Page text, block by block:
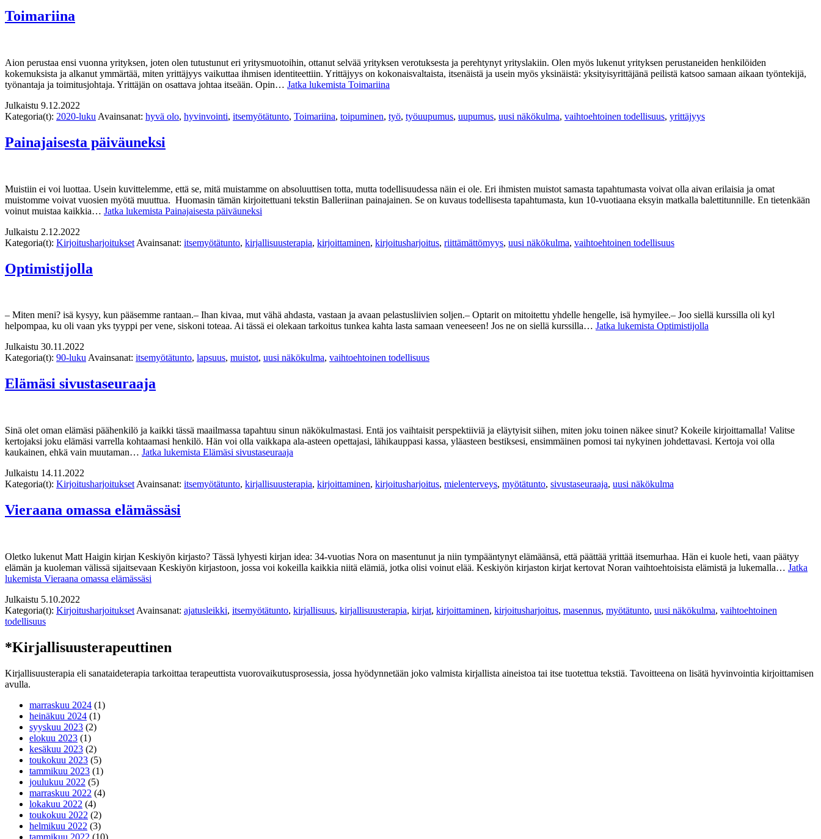
Toimariina
Aion perustaa ensi vuonna yrityksen, joten olen tutustunut eri yritysmuotoihin, ottanut selvää yrityksen verotuksesta ja perehtynyt yrityslakiin. Olen myös lukenut yrityksen perustaneiden henkilöiden
kokemuksista ja alkanut ymmärtää, miten yrittäjyys vaikuttaa ihmisen identiteettiin. Yrittäjyys on kokonaisvaltaista, itsenäistä ja usein myös yksinäistä: yksityisyrittäjänä peilistä katsoo samaan aikaan työntekijä,
työnantaja ja toimitusjohtaja. Yrittäjän on osattava johtaa itseään. Opin… Jatka lukemista Toimariina
Julkaistu 9.12.2022
Kategoria(t): 2020-luku Avainsanat: hyvä olo, hyvinvointi, itsemyötätunto, Toimariina, toipuminen, työ, työuupumus, uupumus, uusi näkökulma, vaihtoehtoinen todellisuus, yrittäjyys
Painajaisesta päiväuneksi
Muistiin ei voi luottaa. Usein kuvittelemme, että se, mitä muistamme on absoluuttisen totta, mutta todellisuudessa näin ei ole. Eri ihmisten muistot samasta tapahtumasta voivat olla aivan erilaisia ja omat
muistomme voivat vuosien myötä muuttua. Huomasin tämän kirjoitettuani tekstin Balleriinan painajainen. Se on kuvaus todellisesta tapahtumasta, kun 10-vuotiaana eksyin matkalla balettitunnille. En tietenkään
voinut muistaa kaikkia… Jatka lukemista Painajaisesta päiväuneksi
Julkaistu 2.12.2022
Kategoria(t): Kirjoitusharjoitukset Avainsanat: itsemyötätunto, kirjallisuusterapia, kirjoittaminen, kirjoitusharjoitus, riittämättömyys, uusi näkökulma, vaihtoehtoinen todellisuus
Optimistijolla
– Miten meni? isä kysyy, kun pääsemme rantaan.– Ihan kivaa, mut vähä ahdasta, vastaan ja avaan pelastusliivien soljen.– Optarit on mitoitettu yhdelle hengelle, isä hymyilee.– Joo siellä kurssilla oli kyl
helpompaa, ku oli vaan yks tyyppi per vene, siskoni toteaa. Ai tässä ei olekaan tarkoitus tunkea kahta lasta samaan veneeseen! Jos ne on siellä kurssilla… Jatka lukemista Optimistijolla
Julkaistu 30.11.2022
Kategoria(t): 90-lukuAvainsanat: itsemyötätunto, lapsuus, muistot, uusi näkökulma, vaihtoehtoinen todellisuus
Elämäsi sivustaseuraaja
Sinä olet oman elämäsi päähenkilö ja kaikki tässä maailmassa tapahtuu sinun näkökulmastasi. Entä jos vaihtaisit perspektiiviä ja eläytyisit siihen, miten joku toinen näkee sinut? Kokeile kirjoittamalla! Valitse
kertojaksi joku elämäsi varrella kohtaamasi henkilö. Hän voi olla vaikkapa ala-asteen opettajasi, lähikauppasi kassa, yläasteen bestiksesi, ensimmäinen pomosi tai nykyinen johdettavasi. Kertoja voi olla
kaukainen, ehkä vain muutaman… Jatka lukemista Elämäsi sivustaseuraaja
Julkaistu 14.11.2022
Kategoria(t): Kirjoitusharjoitukset Avainsanat: itsemyötätunto, kirjallisuusterapia, kirjoittaminen, kirjoitusharjoitus, mielenterveys, myötätunto, sivustaseuraaja, uusi näkökulma
Vieraana omassa elämässäsi
Oletko lukenut Matt Haigin kirjan Keskiyön kirjasto? Tässä lyhyesti kirjan idea: 34-vuotias Nora on masentunut ja niin tympääntynyt elämäänsä, että päättää yrittää itsemurhaa. Hän ei kuole heti, vaan päätyy
elämän ja kuoleman välissä sijaitsevaan Keskiyön kirjastoon, jossa voi kokeilla kaikkia niitä elämiä, jotka olisi voinut elää. Keskiyön kirjaston kirjat kertovat Noran vaihtoehtoisista elämistä ja lukemalla… Jatka
lukemista Vieraana omassa elämässäsi
Julkaistu 5.10.2022
Kategoria(t): Kirjoitusharjoitukset Avainsanat: ajatusleikki, itsemyötätunto, kirjallisuus, kirjallisuusterapia, kirjat, kirjoittaminen, kirjoitusharjoitus, masennus, myötätunto, uusi näkökulma, vaihtoehtoinen
todellisuus
*Kirjallisuusterapeuttinen
Kirjallisuusterapia eli sanataideterapia tarkoittaa terapeuttista vuorovaikutusprosessia, jossa hyödynnetään joko valmista kirjallista aineistoa tai itse tuotettua tekstiä. Tavoitteena on lisätä hyvinvointia kirjoittamisen
avulla.
marraskuu 2024 (1)
heinäkuu 2024 (1)
syyskuu 2023 (2)
elokuu 2023 (1)
kesäkuu 2023 (2)
toukokuu 2023 (5)
tammikuu 2023 (1)
joulukuu 2022 (5)
marraskuu 2022 (4)
lokakuu 2022 (4)
toukokuu 2022 (2)
helmikuu 2022 (3)
tammikuu 2022 (10)